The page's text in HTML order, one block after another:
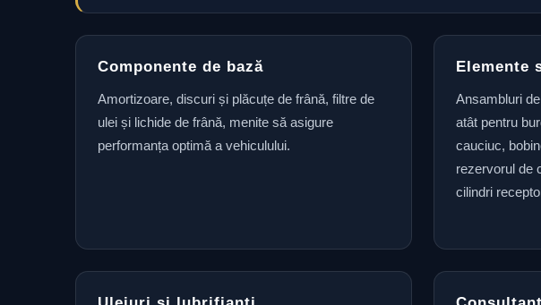
Componente de bază
Amortizoare, discuri și plăcuțe de frână, filtre de
ulei și lichide de frână, menite să asigure
performanța optimă a vehiculului.
Elemente
Ansambluri
atât pentru
cauciuc,
rezervorul de
cilindri